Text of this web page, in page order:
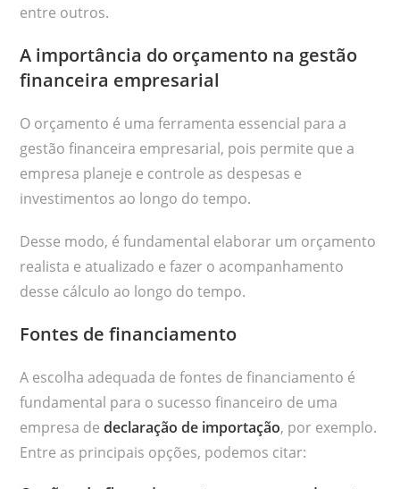
entre outros.
A importância do orçamento na gestão
financeira empresarial
O orçamento é uma ferramenta essencial para a
gestão financeira empresarial, pois permite que a
empresa planeje e controle as despesas e
investimentos ao longo do tempo.
Desse modo, é fundamental elaborar um orçamento
realista e atualizado e fazer o acompanhamento
desse cálculo ao longo do tempo.
Fontes de financiamento
A escolha adequada de fontes de financiamento é
fundamental para o sucesso financeiro de uma
empresa dedeclaração de importação, por exemplo.
Entre as principais opções, podemos citar: